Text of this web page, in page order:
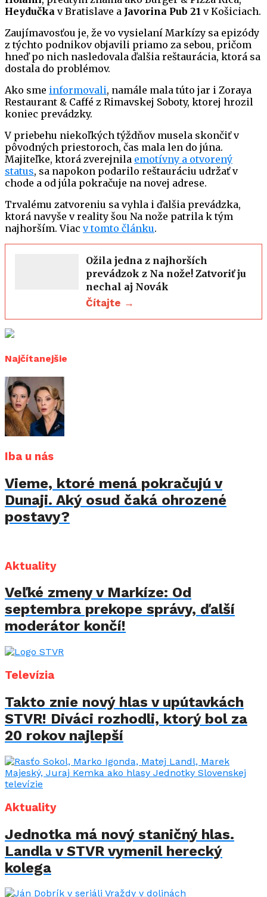
Heydučka v Bratislave a Javorina Pub 21 v Košiciach.
Zaujímavosťou je, že vo vysielaní Markízy sa epizódy
z týchto podnikov objavili priamo za sebou, pričom
hneď po nich nasledovala ďalšia reštaurácia, ktorá sa
dostala do problémov.
Ako sme informovali, namále mala túto jar i Zoraya
Restaurant & Caffé z Rimavskej Soboty, ktorej hrozil
koniec prevádzky.
V priebehu niekoľkých týždňov musela skončiť v
pôvodných priestoroch, čas mala len do júna.
Majiteľke, ktorá zverejnila emotívny a otvorený
status, sa napokon podarilo reštauráciu udržať v
chode a od júla pokračuje na novej adrese.
Trvalému zatvoreniu sa vyhla i ďalšia prevádzka,
ktorá navyše v reality šou Na nože patrila k tým
najhorším. Viac v tomto článku.
Ožila jedna z najhorších
prevádzok z Na nože! Zatvoriť ju
nechal aj Novák
Čítajte →
Najčítanejšie
Iba u nás
Vieme, ktoré mená pokračujú v
Dunaji. Aký osud čaká ohrozené
postavy?
Aktuality
Veľké zmeny v Markíze: Od
septembra prekope správy, ďalší
moderátor končí!
Televízia
Takto znie nový hlas v upútavkách
STVR! Diváci rozhodli, ktorý bol za
20 rokov najlepší
Aktuality
Jednotka má nový staničný hlas.
Landla v STVR vymenil herecký
kolega